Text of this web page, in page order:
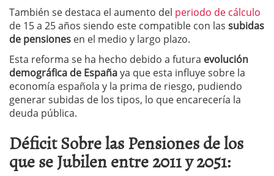
También se destaca el aumento del periodo de cálculo
de 15 a 25 años siendo este compatible con las subidas
de pensiones en el medio y largo plazo.
Esta reforma se ha hecho debido a futura evolución
demográfica de Españaya que esta influye sobre la
economía española y la prima de riesgo, pudiendo
generar subidas de los tipos, lo que encarecería la
deuda pública.
Déficit Sobre las Pensiones de los
que se Jubilen entre 2011 y 2051: